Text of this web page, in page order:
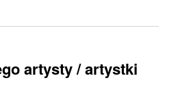
artysty / artystki